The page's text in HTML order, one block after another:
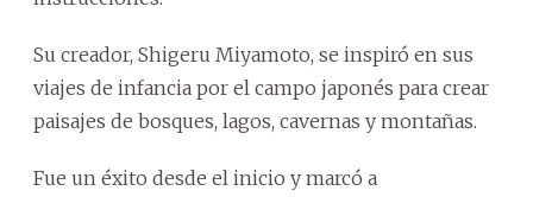
Su creador, Shigeru Miyamoto, se inspiró en sus
viajes de infancia por el campo japonés para crear
paisajes de bosques, lagos, cavernas y montañas.
Fue un éxito desde el inicio y marcó a